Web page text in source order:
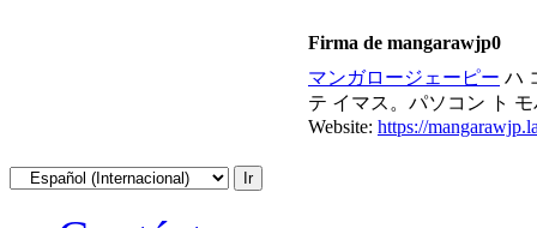
Firma de mangarawjp0
マンガロージェーピー ハ
テ イマス。パソコン ト
Website: https://